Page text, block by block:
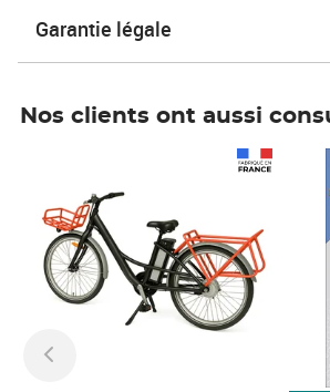
Garantie légale
Nos clients ont aussi
Prix